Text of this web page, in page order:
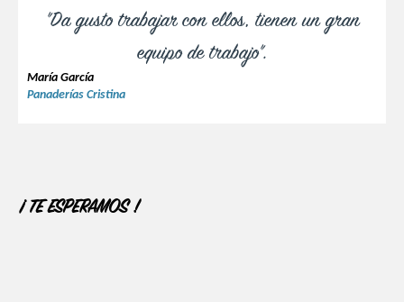
"Da gusto trabajar con ellos, tienen un gran
equipo de trabajo".
María García
Panaderías Cristina
¡ TE ESPERAMOS !